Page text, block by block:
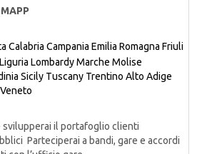
Calabria Campania Emilia Romagna Friuli
Liguria LombardyMarche Molise
Sicily Tuscany Trentino Alto Adige
Veneto
svilupperai il portafoglio clienti
Parteciperai a bandi, gare e accordi